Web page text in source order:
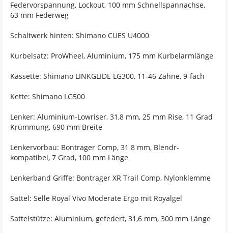
Federvorspannung, Lockout, 100 mm Schnellspannachse,
63 mm Federweg
Schaltwerk hinten: Shimano CUES U4000
Kurbelsatz: ProWheel, Aluminium, 175 mm Kurbelarmlänge
Kassette: Shimano LINKGLIDE LG300, 11-46 Zähne, 9-fach
Kette: Shimano LG500
Lenker: Aluminium-Lowriser, 31,8 mm, 25 mm Rise, 11 Grad
Krümmung, 690 mm Breite
Lenkervorbau: Bontrager Comp, 31 8 mm, Blendr-
kompatibel, 7 Grad, 100 mm Länge
Lenkerband Griffe: Bontrager XR Trail Comp, Nylonklemme
Sattel: Selle Royal Vivo Moderate Ergo mit Royalgel
Sattelstütze: Aluminium, gefedert, 31,6 mm, 300 mm Länge